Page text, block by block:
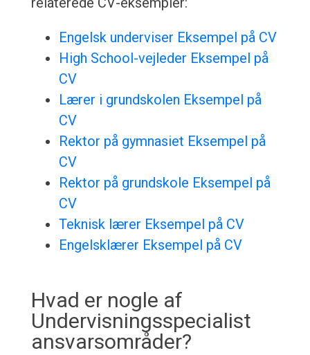
Engelsk underviser Eksempel på CV
High School-vejleder Eksempel på
CV
Lærer i grundskolen Eksempel på
CV
Rektor på gymnasiet Eksempel på
CV
Rektor på grundskole Eksempel på
CV
Teknisk lærer Eksempel på CV
Engelsklærer Eksempel på CV
Hvad er nogle af
Undervisningsspecialist
ansvarsområder?